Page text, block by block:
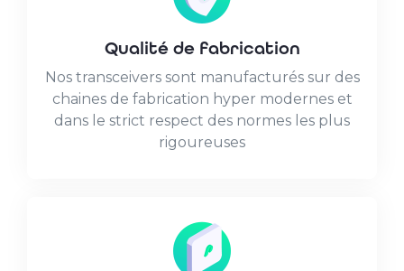
Qualité de fabrication
Nos transceivers sont manufacturés sur des
chaines de fabrication hyper modernes et
dans le strict respect des normes les plus
rigoureuses